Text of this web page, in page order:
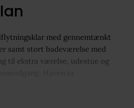
med gennemtænkt
samt stort badeværelse med
til ekstra værelse, udestue og